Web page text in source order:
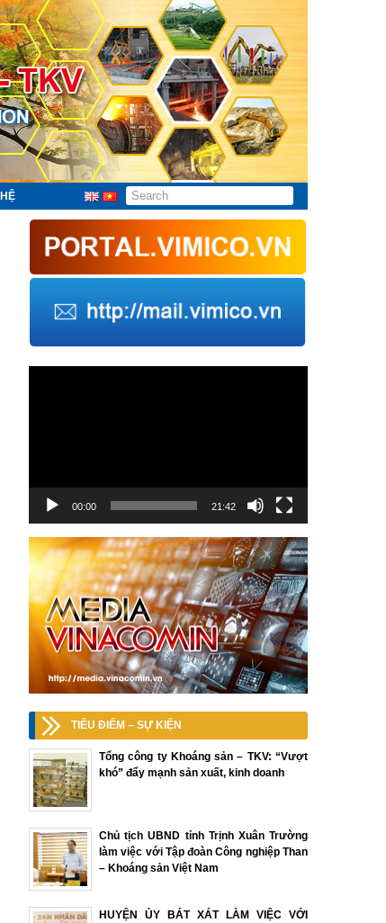
00:00 21:42
TIÊU ĐIỂM – SỰ KIỆN
Tổng công ty Khoáng sản – TKV: “Vượt
khó” đẩy mạnh sản xuất, kinh doanh
Chủ tịch UBND tỉnh Trịnh Xuân Trường
làm việc với Tập đoàn Công nghiệp Than
– Khoáng sản Việt Nam
HUYỆN ỦY BÁT XÁT LÀM VIỆC VỚI